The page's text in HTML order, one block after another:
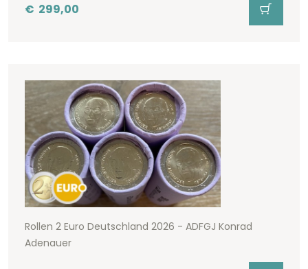
€ 299,00
Rollen 2 Euro Deutschland 2026 - ADFGJ Konrad
Adenauer